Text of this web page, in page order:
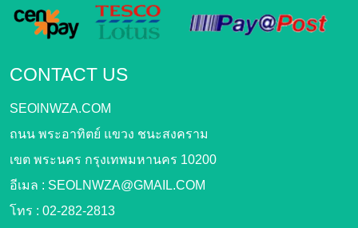
CONTACT US
SEOlNWZA.COM
ถนน พระอาทิตย์ แขวง ชนะสงคราม
เขต พระนคร กรุงเทพมหานคร 10200
อีเมล : SEOLNWZA@GMAIL.COM
โทร : 02-282-2813